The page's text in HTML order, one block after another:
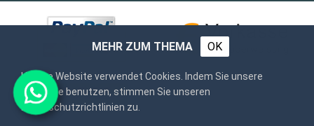
MEHR ZUM THEMA OK
Unsere Website verwendet Cookies. Indem Sie unsere
Webseite benutzen, stimmen Sie unseren
Datenschutzrichtlinien zu.